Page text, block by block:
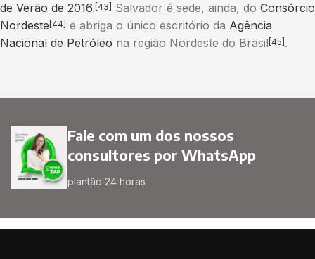
de Verão de 2016. [43] Salvador é sede, ainda, do Consórcio
Nordeste [44] e abriga o único escritório da Agência
Nacional de Petróleo na região Nordeste do Brasil [45] .
Fale com um dos nossos
consultores por WhatsApp
plantão 24 horas